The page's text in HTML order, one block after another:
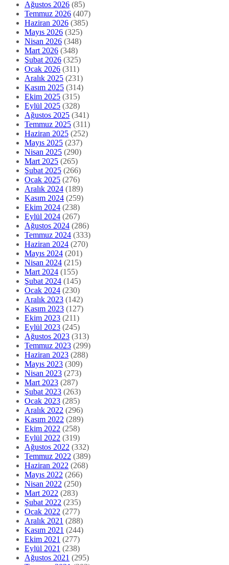
Ağustos 2026 (85)
Temmuz 2026 (407)
Haziran 2026 (385)
Mayıs 2026 (325)
Nisan 2026 (348)
Mart 2026 (348)
Şubat 2026 (325)
Ocak 2026 (311)
Aralık 2025 (231)
Kasım 2025 (314)
Ekim 2025 (315)
Eylül 2025 (328)
Ağustos 2025 (341)
Temmuz 2025 (311)
Haziran 2025 (252)
Mayıs 2025 (237)
Nisan 2025 (290)
Mart 2025 (265)
Şubat 2025 (266)
Ocak 2025 (276)
Aralık 2024 (189)
Kasım 2024 (259)
Ekim 2024 (238)
Eylül 2024 (267)
Ağustos 2024 (286)
Temmuz 2024 (333)
Haziran 2024 (270)
Mayıs 2024 (201)
Nisan 2024 (215)
Mart 2024 (155)
Şubat 2024 (145)
Ocak 2024 (230)
Aralık 2023 (142)
Kasım 2023 (127)
Ekim 2023 (211)
Eylül 2023 (245)
Ağustos 2023 (313)
Temmuz 2023 (299)
Haziran 2023 (288)
Mayıs 2023 (309)
Nisan 2023 (273)
Mart 2023 (287)
Şubat 2023 (263)
Ocak 2023 (285)
Aralık 2022 (296)
Kasım 2022 (289)
Ekim 2022 (258)
Eylül 2022 (319)
Ağustos 2022 (332)
Temmuz 2022 (389)
Haziran 2022 (268)
Mayıs 2022 (266)
Nisan 2022 (250)
Mart 2022 (283)
Şubat 2022 (235)
Ocak 2022 (277)
Aralık 2021 (288)
Kasım 2021 (244)
Ekim 2021 (277)
Eylül 2021 (238)
Ağustos 2021 (295)